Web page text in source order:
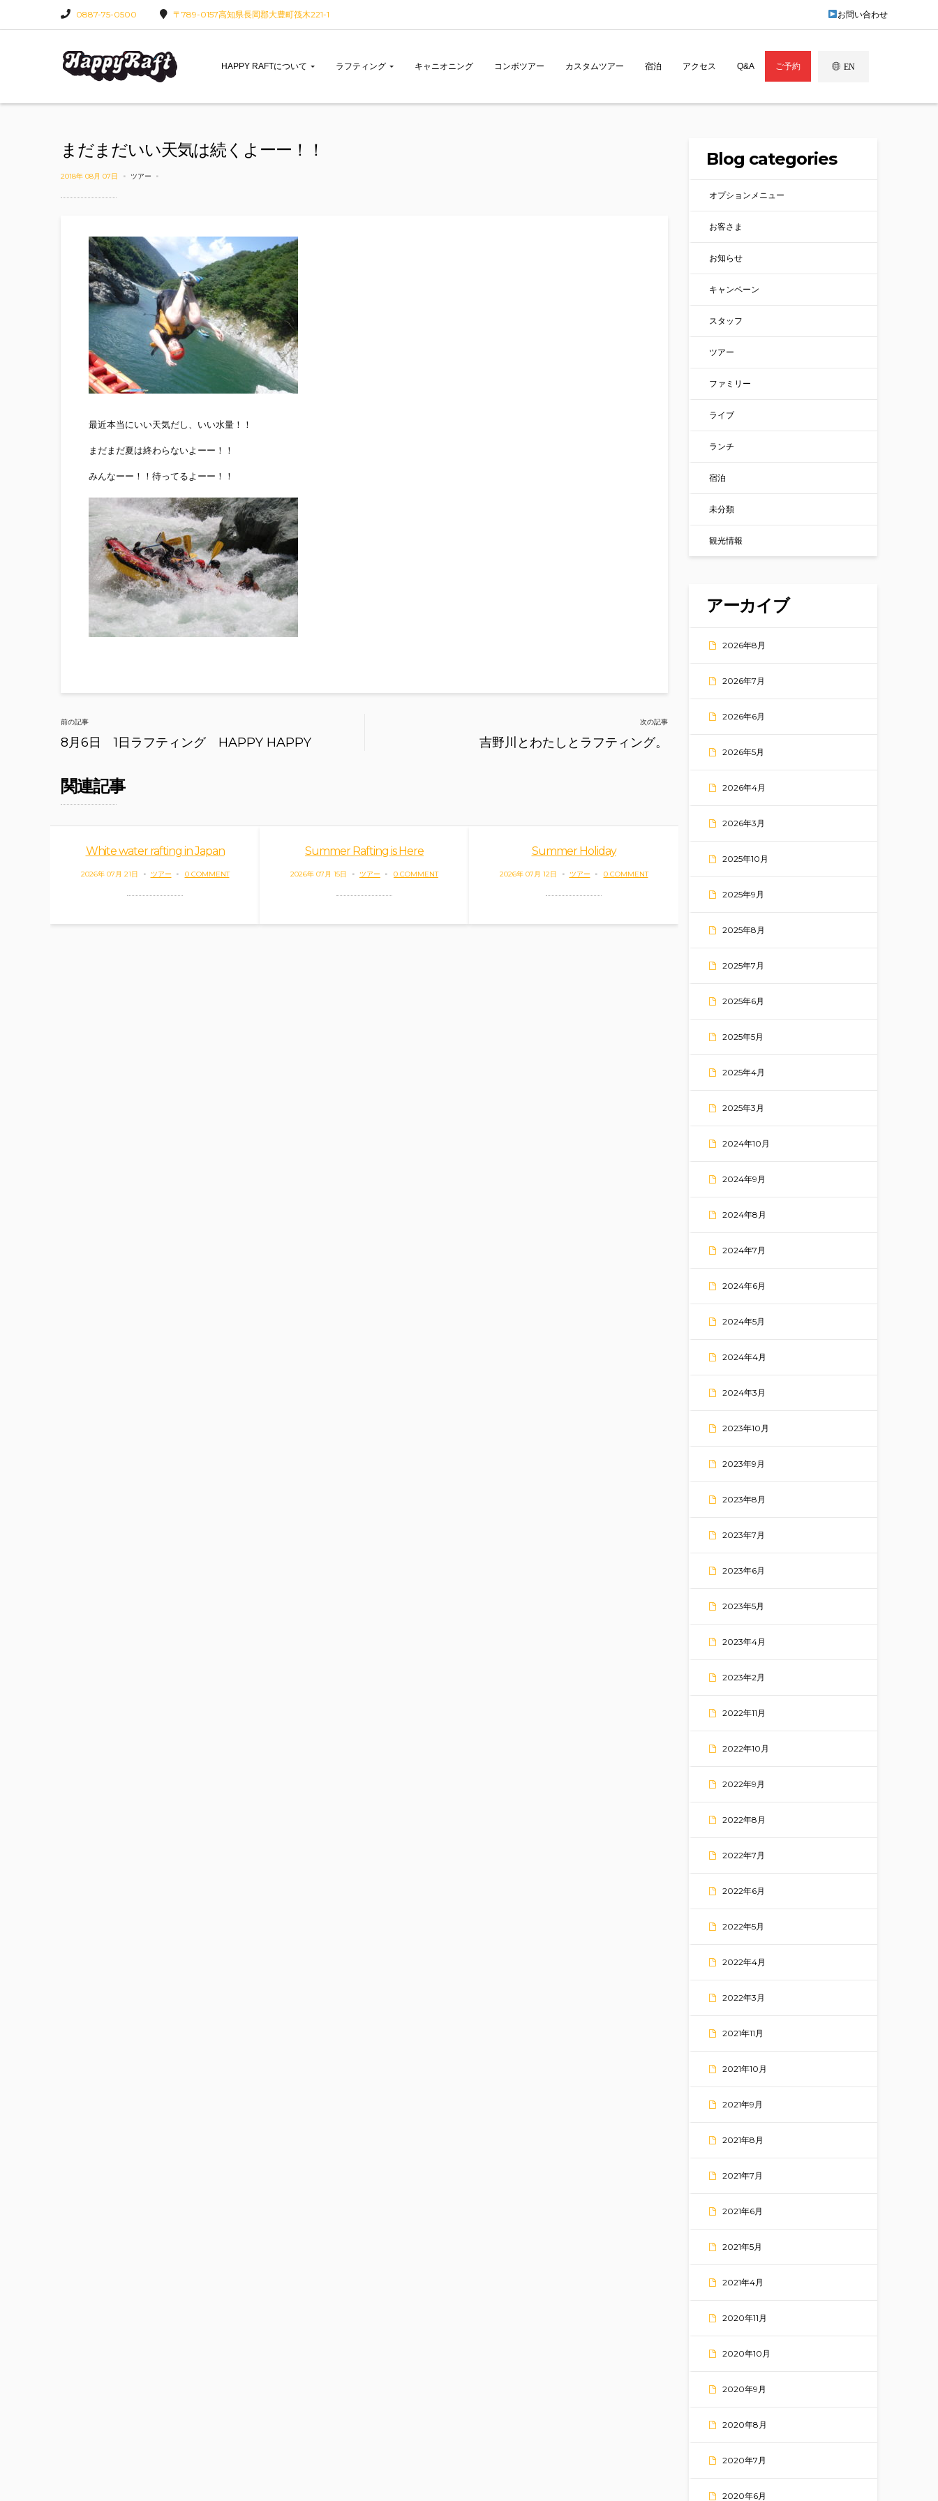
0887-75-0500 〒789-0157高知県長岡郡大豊町筏木221-1 お問い合わせ
HAPPY RAFTについて ラフティング キャニオニング コンボツアー カスタムツアー 宿泊 アクセス Q&A ご予約 EN
まだまだいい天気は続くよーー！！
2018年 08月 07日 ツアー
最近本当にいい天気だし、いい水量！！
まだまだ夏は終わらないよーー！！
みんなーー！！待ってるよーー！！
Post
navigation
前の記事
8月6日 1日ラフティング HAPPY HAPPY
次の記事
吉野川とわたしとラフティング。
関連記事
White water rafting in Japan
2026年 07月 21日 ツアー 0 COMMENT
Summer Rafting is Here
2026年 07月 15日 ツアー 0 COMMENT
Summer Holiday
2026年 07月 12日 ツアー 0 COMMENT
Blog categories
オプションメニュー
お客さま
お知らせ
キャンペーン
スタッフ
ツアー
ファミリー
ライブ
ランチ
宿泊
未分類
観光情報
アーカイブ
2026年8月
2026年7月
2026年6月
2026年5月
2026年4月
2026年3月
2025年10月
2025年9月
2025年8月
2025年7月
2025年6月
2025年5月
2025年4月
2025年3月
2024年10月
2024年9月
2024年8月
2024年7月
2024年6月
2024年5月
2024年4月
2024年3月
2023年10月
2023年9月
2023年8月
2023年7月
2023年6月
2023年5月
2023年4月
2023年2月
2022年11月
2022年10月
2022年9月
2022年8月
2022年7月
2022年6月
2022年5月
2022年4月
2022年3月
2021年11月
2021年10月
2021年9月
2021年8月
2021年7月
2021年6月
2021年5月
2021年4月
2020年11月
2020年10月
2020年9月
2020年8月
2020年7月
2020年6月